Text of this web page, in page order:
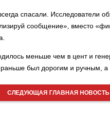
спасали. Исследователи
сообщение», вместо
меньше чем в цент и
был дорогим и ручным, а
СЛЕДУЮЩАЯ ГЛАВНАЯ НОВОСТЬ